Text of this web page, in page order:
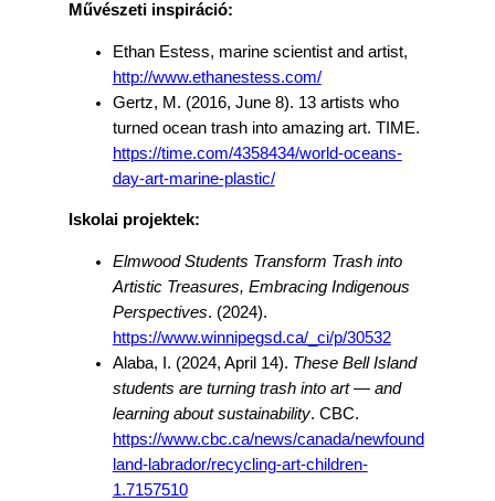
Művészeti inspiráció:
Ethan Estess, marine scientist and artist,
http://www.ethanestess.com/
Gertz, M. (2016, June 8). 13 artists who
turned ocean trash into amazing art. TIME.
https://time.com/4358434/world-oceans-
day-art-marine-plastic/
Iskolai projektek:
Elmwood Students Transform Trash into
Artistic Treasures, Embracing Indigenous
Perspectives. (2024).
https://www.winnipegsd.ca/_ci/p/30532
Alaba, I. (2024, April 14). These Bell Island
students are turning trash into art — and
learning about sustainability. CBC.
https://www.cbc.ca/news/canada/newfound
land-labrador/recycling-art-children-
1.7157510